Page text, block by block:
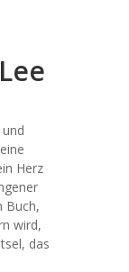
Herz
Buch,
wird,
das